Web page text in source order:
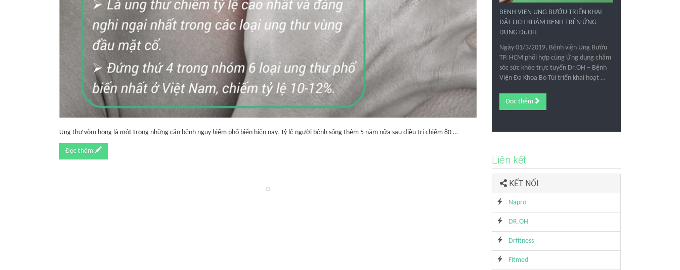
Ung thư vòm họng là một trong những căn bệnh nguy hiểm phổ biến hiện nay. Tỷ lệ người bệnh sống thêm 5 năm nữa sau điều trị chiếm 80 …
Đọc thêm
BỆNH VIỆN UNG BƯỚU TRIỂN KHAI
ĐẶT LỊCH KHÁM BỆNH TRÊN ỨNG
DỤNG Dr.OH
Ngày 01/3/2019, Bệnh viện Ung Bướu
TP. HCM phối hợp cùng Ứng dụng chăm
sóc sức khỏe trực tuyến Dr.OH – Bệnh
Viện Đa Khoa Bỏ Túi triển khai hoạt …
Đọc thêm
Liên kết
KẾT NỐI
Napro
DR.OH
Drfitness
Fitmed